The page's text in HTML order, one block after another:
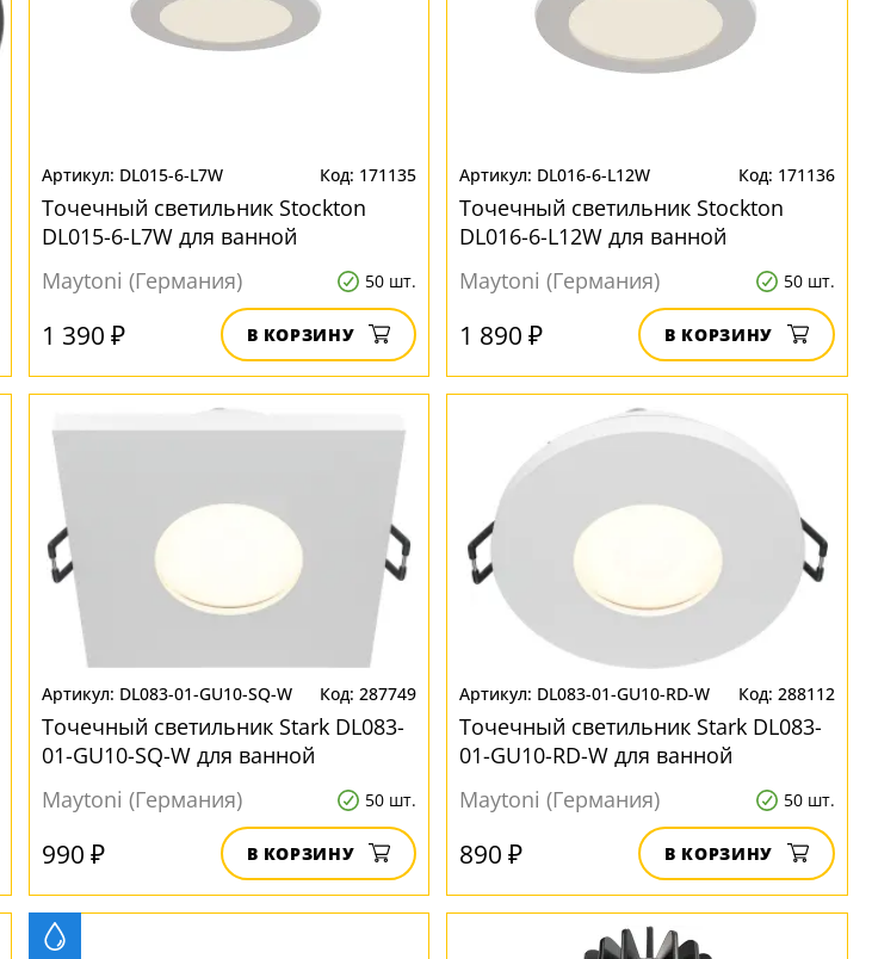
DL015-6-L7W 171135
Точечный светильник Stockton
DL015-6-L7W для ванной
Maytoni (Германия)
50 шт.
1 390 ₽ В КОРЗИНУ
DL016-6-L12W 171136
Точечный светильник Stockton
DL016-6-L12W для ванной
Maytoni (Германия)
50 шт.
1 890 ₽ В КОРЗИНУ
DL083-01-GU10-SQ-W 287749
Точечный светильник Stark DL083-
01-GU10-SQ-W для ванной
Maytoni (Германия)
50 шт.
990 ₽ В КОРЗИНУ
DL083-01-GU10-RD-W 288112
Точечный светильник Stark DL083-
01-GU10-RD-W для ванной
Maytoni (Германия)
50 шт.
890 ₽ В КОРЗИНУ